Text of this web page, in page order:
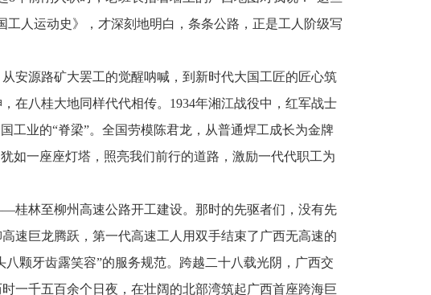
人运动史》，才深刻地明白，条条公路，正是工人阶级写
安源路矿大罢工的觉醒呐喊，到新时代大国工匠的匠心筑
在八桂大地同样代代相传。1934年湘江战役中，红军战士
工业的“脊梁”。全国劳模陈君龙，从普通焊工成长为金牌
如一座座灯塔，照亮我们前行的道路，激励一代代职工为
桂林至柳州高速公路开工建设。那时的先驱者们，没有先
速巨龙腾跃，第一代高速工人用双手结束了广西无高速的
颗牙齿露笑容”的服务规范。跨越二十八载光阴，广西交
一千五百余个日夜，在壮阔的北部湾筑起广西首座跨海巨